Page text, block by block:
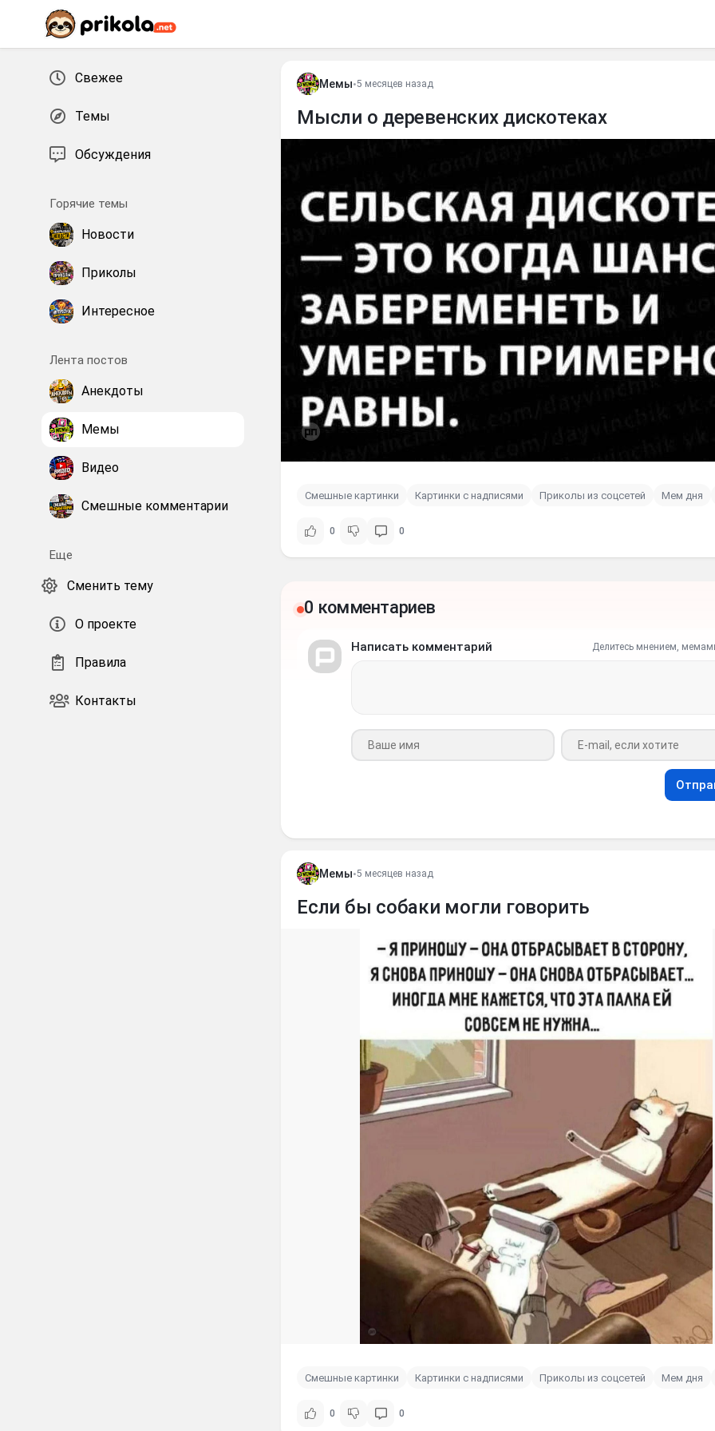
Перейти к контенту
Свежее
Темы
Обсуждения
Горячие темы
Новости
Приколы
Интересное
Лента постов
Анекдоты
Мемы
Видео
Смешные комментарии
Еще
Сменить тему
О проекте
Правила
Контакты
Мемы•5 месяцев назад
Мысли о деревенских дискотеках
Смешные картинки Картинки с надписями Приколы из соцсетей Мем дня
0 0
0 комментариев
Написать комментарий Делитесь мнением,
Ваше имя Ваш e-mail
Мемы•5 месяцев назад
Если бы собаки могли говорить
Смешные картинки Картинки с надписями Приколы из соцсетей Мем дня
0 0